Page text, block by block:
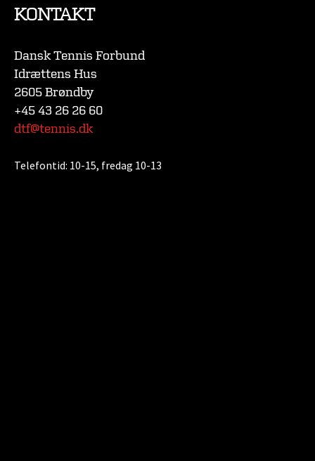
KONTAKT
Dansk Tennis Forbund
Idrættens Hus
2605 Brøndby
+45 43 26 26 60
dtf@tennis.dk
Telefontid: 10-15, fredag 10-13